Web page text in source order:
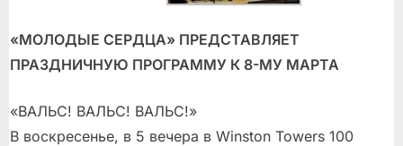
«МОЛОДЫЕ СЕРДЦА» ПРЕДСТАВЛЯЕТ
ПРАЗДНИЧНУЮ ПРОГРАММУ К 8-МУ МАРТА
«ВАЛЬС! ВАЛЬС! ВАЛЬС!»
В воскресенье, в 5 вечера в Winston Towers 100